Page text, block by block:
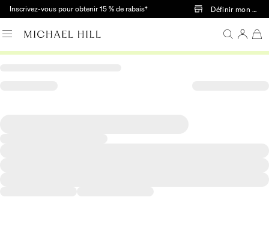
Passer au contenu principal
Inscrivez-vous pour obtenir 15 % de rabais† Définir mon